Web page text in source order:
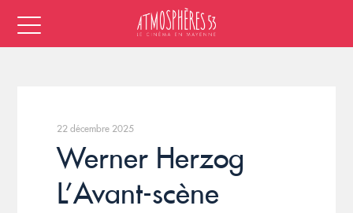
22 décembre 2025
Werner Herzog
L’Avant-scène